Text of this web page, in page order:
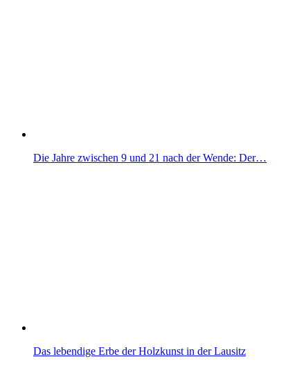
Die Jahre zwischen 9 und 21 nach der Wende: Der…
Das lebendige Erbe der Holzkunst in der Lausitz